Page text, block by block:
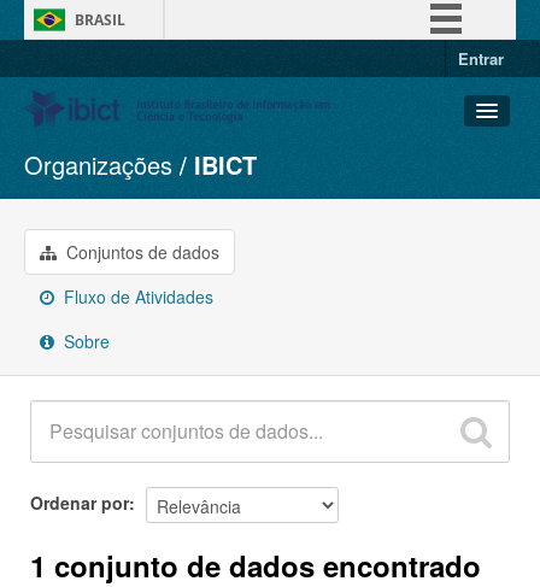
BRASIL
Entrar
Conjuntos de dados
Organizações
Grupos
Sobre
Organizações IBICT
Conjuntos de dados
Fluxo de Atividades
Sobre
Ordenar por
1 conjunto de dados encontrado